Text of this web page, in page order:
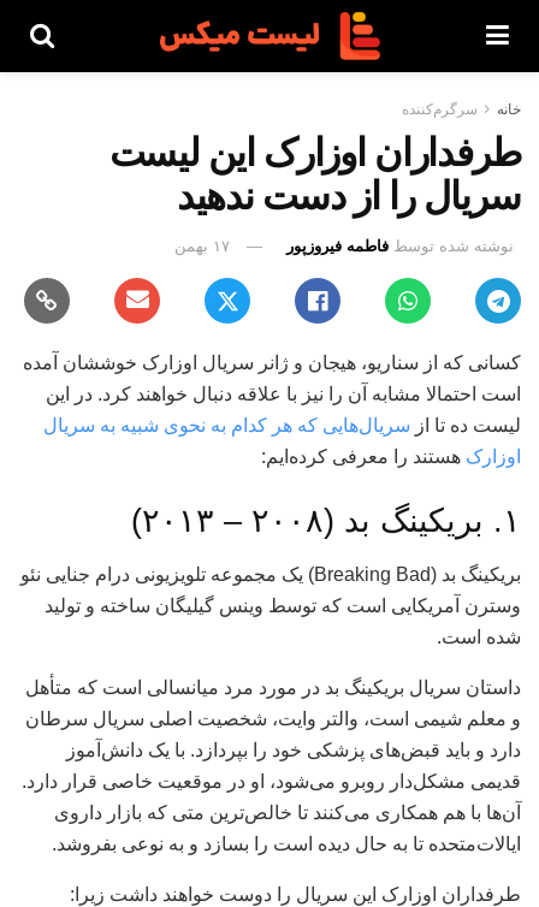
خانه سرگرم‌کننده
طرفداران اوزارک این لیست
سریال را از دست ندهید
نوشته شده توسط فاطمه فیروزپور ۱۷ بهمن
کسانی که از سناریو، هیجان و ژانر سریال اوزارک خوششان آمده
است احتمالا مشابه آن را نیز با علاقه دنبال خواهند کرد. در این
لیست ده تا از سریال‌هایی که هر کدام به نحوی شبیه به سریال
اوزارک هستند را معرفی کرده‌ایم:
۱. بریکینگ بد (۲۰۰۸ – ۲۰۱۳)
بریکینگ بد (Breaking Bad) یک مجموعه تلویزیونی درام جنایی نئو
وسترن آمریکایی است که توسط وینس گیلیگان ساخته و تولید
شده است.
داستان سریال بریکینگ بد در مورد مرد میانسالی است که متأهل
و معلم شیمی است، والتر وایت، شخصیت اصلی سریال سرطان
دارد و باید قبض‌های پزشکی خود را بپردازد. با یک دانش‌آموز
قدیمی مشکل‌دار روبرو می‌شود، او در موقعیت خاصی قرار دارد.
آن‌ها با هم همکاری می‌کنند تا خالص‌ترین متی که بازار داروی
ایالات‌متحده تا به حال دیده است را بسازد و به نوعی بفروشد.
طرفداران اوزارک این سریال را دوست خواهند داشت زیرا: